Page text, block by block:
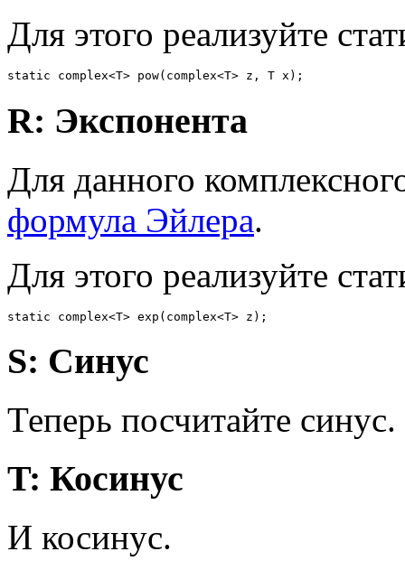
Для этого реализуйте
R: Экспонента
Для данного
формула Эйлера.
Для этого реализуйте
S: Синус
Теперь посчитайте синус.
T: Косинус
И косинус.